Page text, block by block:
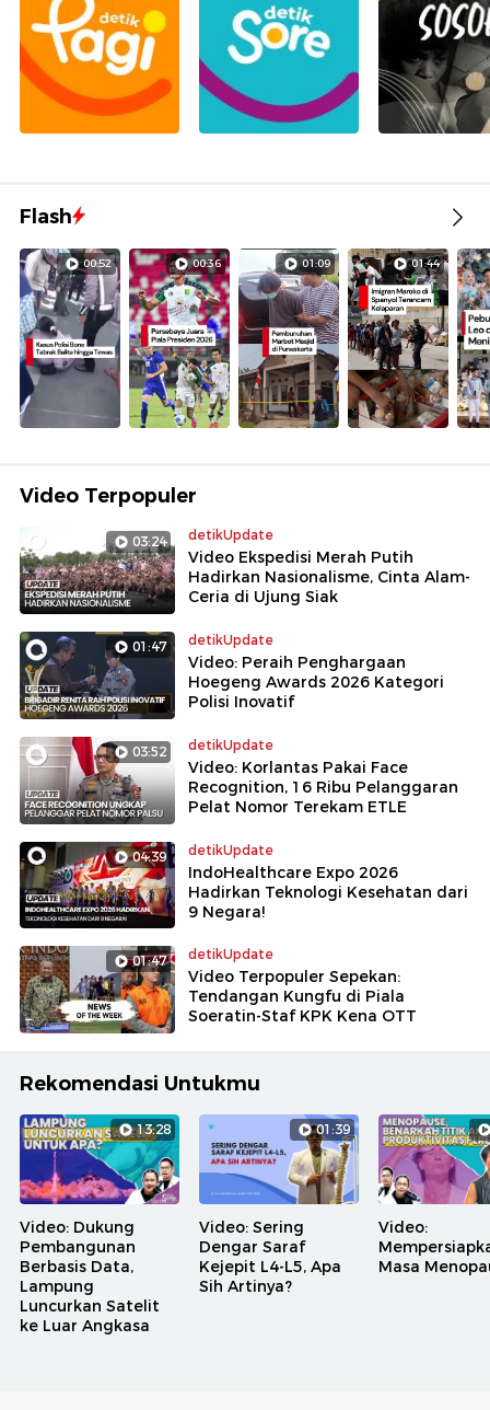
Flash
00:52 00:36 01:09 01:44
Video Terpopuler
03:24 detikUpdate
Video Ekspedisi Merah Putih
Hadirkan Nasionalisme, Cinta Alam-
Ceria di Ujung Siak
01:47 detikUpdate
Video: Peraih Penghargaan
Hoegeng Awards 2026 Kategori
Polisi Inovatif
03:52 detikUpdate
Video: Korlantas Pakai Face
Recognition, 16 Ribu Pelanggaran
Pelat Nomor Terekam ETLE
04:39 detikUpdate
IndoHealthcare Expo 2026
Hadirkan Teknologi Kesehatan dari
9 Negara!
01:47 detikUpdate
Video Terpopuler Sepekan:
Tendangan Kungfu di Piala
Soeratin-Staf KPK Kena OTT
Rekomendasi Untukmu
13:28
Video: Dukung
Pembangunan
Berbasis Data,
Lampung
Luncurkan Satelit
ke Luar Angkasa
01:39
Video: Sering
Dengar Saraf
Kejepit L4-L5, Apa
Sih Artinya?
Video:
Masa